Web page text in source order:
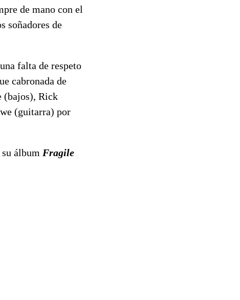
de mano con el
soñadores de
falta de respeto
cabronada de
(bajos), Rick
(guitarra) por
álbum Fragile